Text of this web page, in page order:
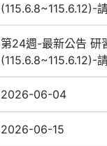
(115.6.8~115.6.12)-
第24週-最新公告 研
(115.6.8~115.6.12)-
2026-06-04
2026-06-15